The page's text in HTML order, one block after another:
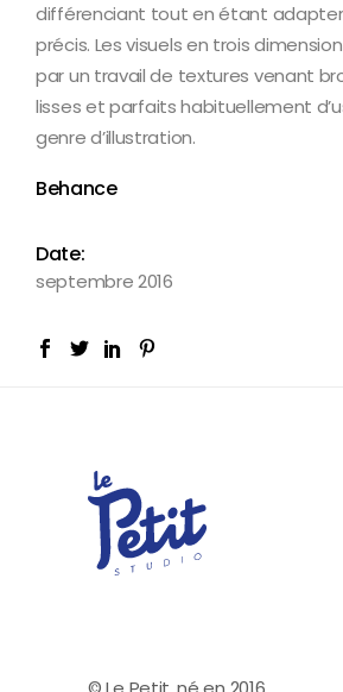
différenciant tout en étant
précis. Les visuels en trois
par un travail de textures venant
lisses et parfaits habituellement
genre d’illustration.
Behance
Date:
septembre 2016